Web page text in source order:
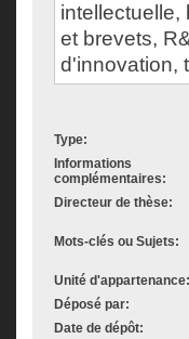
intellectuelle,
et brevets,
d'innovation,
Type:
Informations
complémentaires:
Directeur de thèse:
Mots-clés ou Sujets:
Unité d'appartenance:
Déposé par:
Date de dépôt: